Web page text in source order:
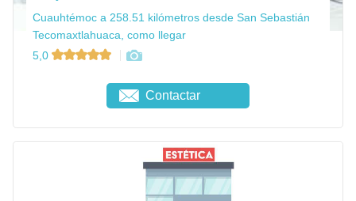
Cuauhtémoc a 258.51 kilómetros desde San Sebastián
Tecomaxtlahuaca, como llegar
5,0
Contactar